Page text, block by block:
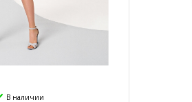
В наличии